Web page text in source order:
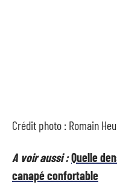
Crédit photo : Romain
A voir aussi :Quelle
canapé confortable